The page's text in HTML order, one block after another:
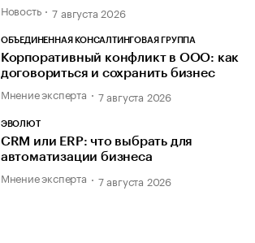
Новость 7 августа 2026
ОБЪЕДИНЕННАЯ КОНСАЛТИНГОВАЯ ГРУППА
Корпоративный конфликт в ООО: как
договориться и сохранить бизнес
Мнение эксперта 7 августа 2026
ЭВОЛЮТ
CRM или ERP: что выбрать для
автоматизации бизнеса
Мнение эксперта 7 августа 2026